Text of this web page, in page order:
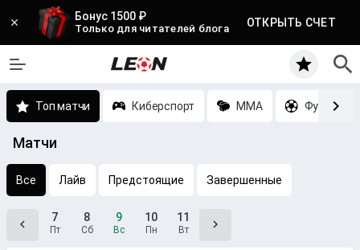
Бонус 1500 ₽
Только для читателей блога ОТКРЫТЬ СЧЕТ
Топ матчи Киберспорт MMA Футбол
Матчи
Все Лайв Предстоящие Завершенные
7
Пт
8
Сб
9
Вс
10
Пн
11
Вт